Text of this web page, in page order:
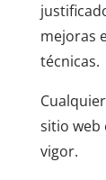
mejoras
técnicas.
sitio web
vigor.